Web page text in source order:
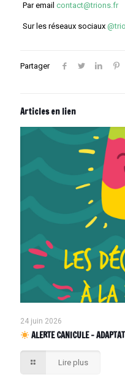
Par email contact@trions.fr
Sur les réseaux sociaux
Partager
Articles en lien
24 juin 2026
ALERTE CANICULE –
Lire plus